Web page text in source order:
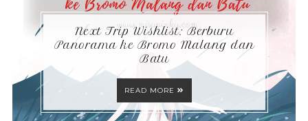
Next Trip Wishlist: Berburu
Panorama ke Bromo Malang dan
Batu
READ MORE